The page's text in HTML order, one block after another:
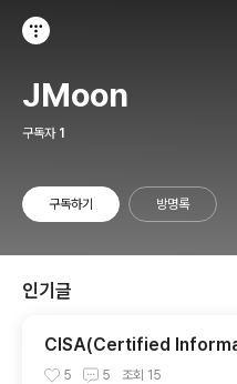
JMoon
구독자 1
구독하기 방명록
인기글
CISA(Certified
Auditor) 자격증 시험 신청
5 5 조회 15